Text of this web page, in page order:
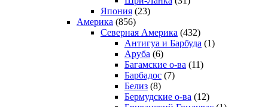
Япония (23)
Америка (856)
Северная Америка (432)
Антигуа и Барбуда (1)
Аруба (6)
Багамские о-ва (11)
Барбадос (7)
Белиз (8)
Бермудские о-ва (12)